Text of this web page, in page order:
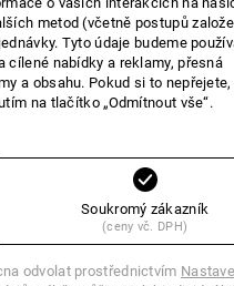
s flexibilní hlavicí a
svítilna se 3 bílými
cm. Díky
kovové malé součásti.
metod (včetně postupů
Tyto údaje budeme
cílené nabídky a reklamy, přesná
a obsahu. Pokud si to
na tlačítko „Odmítnout vše“.
Soukromý zákazník
(ceny vč. DPH)
odvolat prostřednictvím